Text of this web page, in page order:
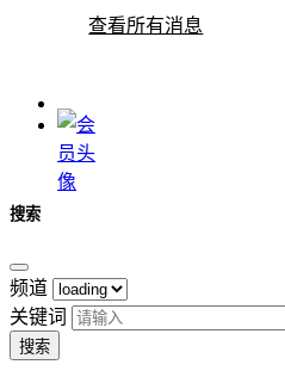
查看所有消息
搜索
频道
关键词
搜索